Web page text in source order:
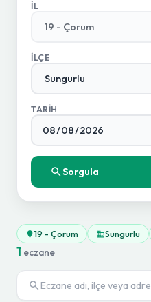
İL
İLÇE
TARIH
Sorgula
19 - Çorum Sungurlu
1 eczane